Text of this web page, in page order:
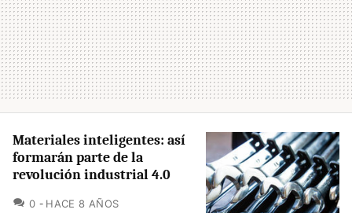
Materiales inteligentes: así
formarán parte de la
revolución industrial 4.0
0 COMENTARIOS
HACE 8 AÑOS